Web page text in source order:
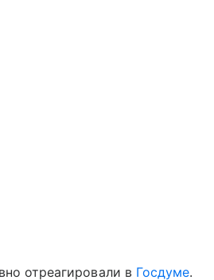
отреагировали в Госдуме.